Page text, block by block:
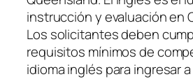
instrucción y evaluación en
Los solicitantes deben
requisitos mínimos de
idioma inglés para ingresar